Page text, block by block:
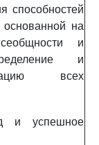
способностей
на
и
и
всех
и успешное